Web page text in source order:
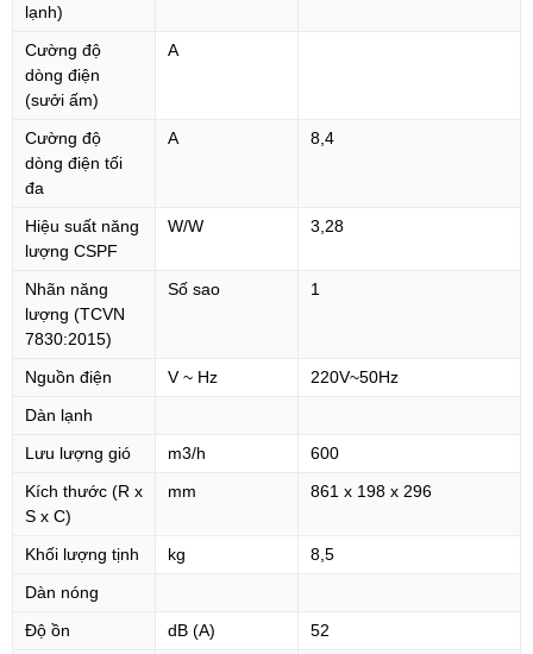
lạnh)
Cường độ
dòng điện
(sưởi ấm)
A
Cường độ
dòng điện tối
đa
A 8,4
Hiệu suất năng
lượng CSPF
W/W 3,28
Nhãn năng
lượng (TCVN
7830:2015)
Số sao 1
Nguồn điện V ~ Hz
220V~50Hz
Dàn lạnh
Lưu lượng gió
m3/h
600
Kích thước (R x
S x C)
mm 861 x 198 x 296
Khối lượng tịnh kg
8,5
Dàn nóng
Độ ồn
dB (A) 52